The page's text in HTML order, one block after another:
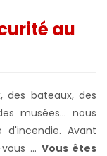
au
des bateaux, des
musées... nous
Avant
... Vous êtes